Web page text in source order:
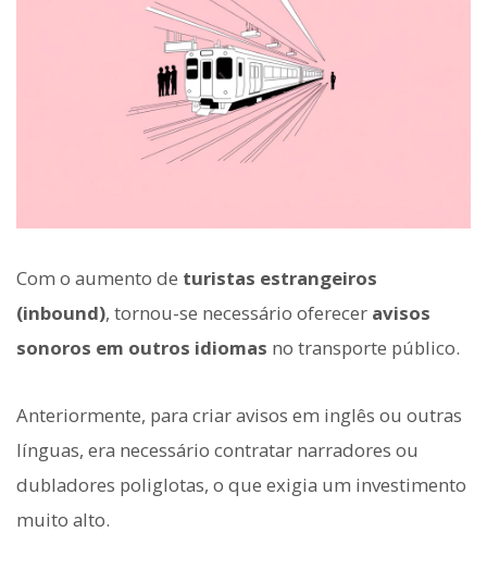
Com o aumento de turistas estrangeiros
(inbound), tornou-se necessário oferecer avisos
sonoros em outros idiomas no transporte público.
Anteriormente, para criar avisos em inglês ou outras
línguas, era necessário contratar narradores ou
dubladores poliglotas, o que exigia um investimento
muito alto.